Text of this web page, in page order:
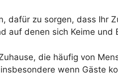
dafür zu sorgen, dass Ihr
denen sich Keime und
die häufig von
wenn Gäste